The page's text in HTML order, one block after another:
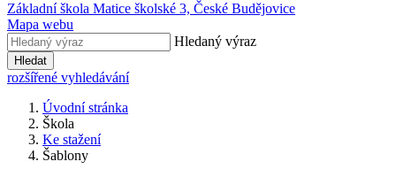
Základní škola Matice školské 3, České Budějovice
Mapa webu
Hledaný výraz
Hledat
rozšířené vyhledávání
Úvodní stránka
Škola
Ke stažení
Šablony